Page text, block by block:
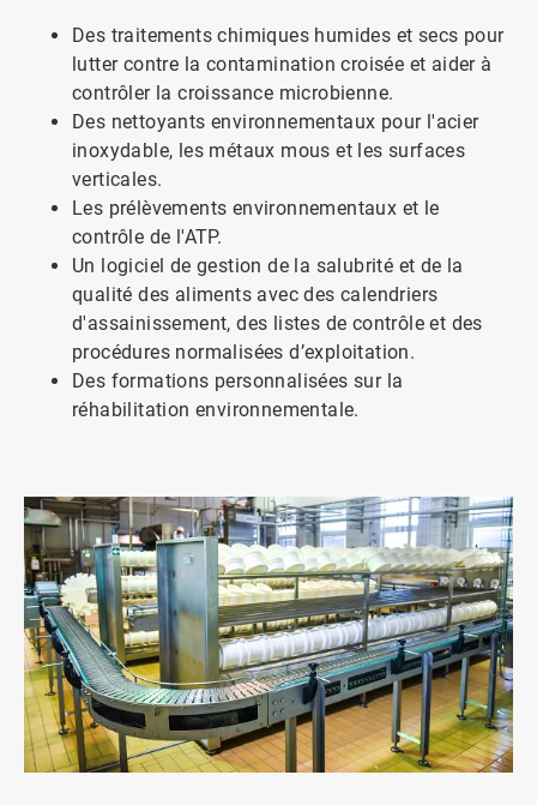
Des traitements chimiques humides et secs pour
lutter contre la contamination croisée et aider à
contrôler la croissance microbienne.​​​​​​​
Des nettoyants environnementaux pour l'acier
inoxydable, les métaux mous et les surfaces
verticales.
Les prélèvements environnementaux et le
contrôle de l'ATP​​​​​​​.
Un logiciel de gestion de la salubrité et de la
qualité des aliments avec des calendriers
d'assainissement, des listes de contrôle et des
procédures normalisées d’exploitation.
Des formations personnalisées sur la
réhabilitation environnementale.